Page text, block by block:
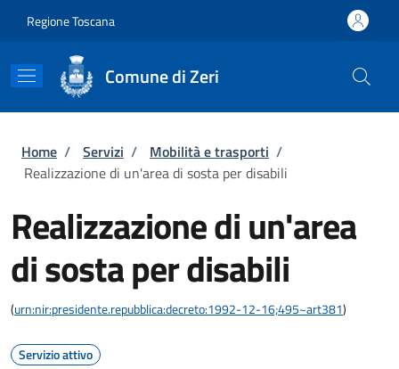
Regione Toscana
Comune di Zeri
Briciole di pane
Home / Servizi / Mobilità e trasporti /
Realizzazione di un'area di sosta per disabili
Realizzazione di un'area
di sosta per disabili
(urn:nir:presidente.repubblica:decreto:1992-12-16;495~art381)
Servizio attivo